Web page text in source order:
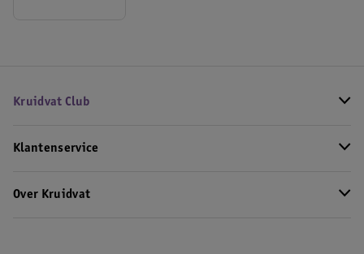
Kruidvat Club
Klantenservice
Over Kruidvat